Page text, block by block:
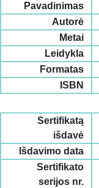
Pavadinimas
Autorė
Metai
Leidykla
Formatas
ISBN
Sertifikatą
išdavė
Išdavimo data
Sertifikato
serijos nr.